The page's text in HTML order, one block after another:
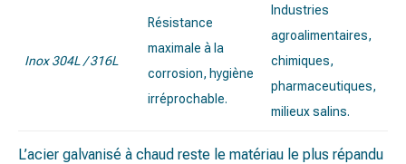
Inox 304L / 316L
Résistance
maximale à la
corrosion, hygiène
irréprochable.
Industries
agroalimentaires,
chimiques,
pharmaceutiques,
milieux salins.
L’acier galvanisé à chaud reste le matériau le plus répandu